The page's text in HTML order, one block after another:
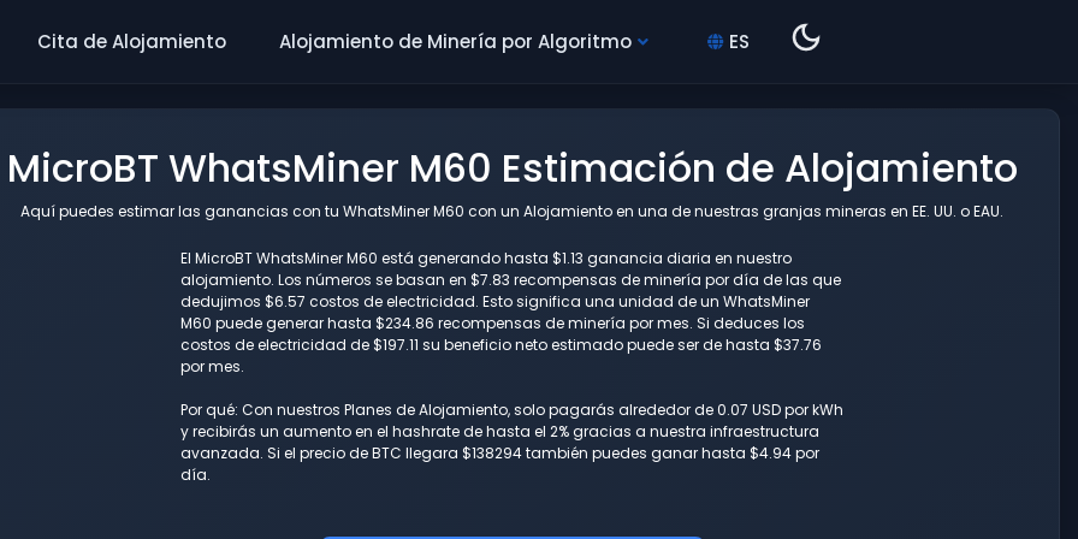
Cita de Alojamiento Alojamiento de Minería por Algoritmo ES
MicroBT WhatsMiner M60 Estimación de Alojamiento
Aquí puedes estimar las ganancias con tu WhatsMiner M60 con un Alojamiento en una de nuestras granjas mineras en EE. UU. o EAU.
El MicroBT WhatsMiner M60 está generando hasta $1.13 ganancia diaria en nuestro
alojamiento. Los números se basan en $7.83 recompensas de minería por día de las que
dedujimos $6.57 costos de electricidad. Esto significa una unidad de un WhatsMiner
M60 puede generar hasta $234.86 recompensas de minería por mes. Si deduces los
costos de electricidad de $197.11 su beneficio neto estimado puede ser de hasta $37.76
por mes.
Por qué: Con nuestros Planes de Alojamiento, solo pagarás alrededor de 0.07 USD por kWh
y recibirás un aumento en el hashrate de hasta el 2% gracias a nuestra infraestructura
avanzada. Si el precio de BTC llegara $138294 también puedes ganar hasta $4.94 por
día.